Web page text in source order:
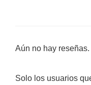
Aún no hay reseñas.
Solo los usuarios